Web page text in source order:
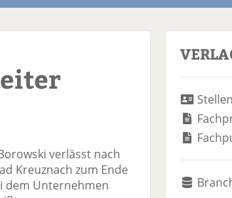
verlässt nach
Kreuznach zum Ende
dem Unternehmen